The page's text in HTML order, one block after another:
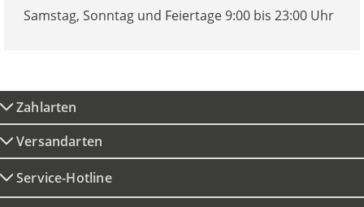
Samstag, Sonntag und Feiertage 9:00 bis 23:00 Uhr
Zahlarten
Versandarten
Service-Hotline